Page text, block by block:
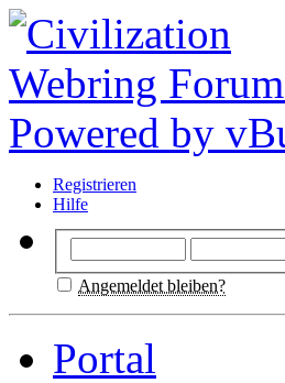
Registrieren
Hilfe
Angemeldet bleiben?
Portal